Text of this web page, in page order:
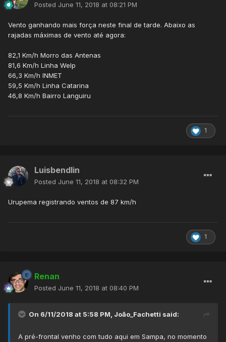
Posted June 11, 2018 at 08:21 PM
Vento ganhando mais força neste final de tarde. Abaixo as
rajadas máximas de vento até agora:
82,1 Km/h Morro das Antenas
81,6 Km/h Linha Welp
66,3 Km/h INMET
59,5 Km/h Linha Catarina
46,8 Km/h Bairro Languiru
1
Luisbendlin
Posted June 11, 2018 at 08:32 PM
Urupema registrando ventos de 87 km/h
1
Renan
Posted June 11, 2018 at 08:40 PM
On 6/11/2018 at 5:58 PM, João_Fachetti said:
A pré-frontal venho com tudo aqui em Sampa, no momento